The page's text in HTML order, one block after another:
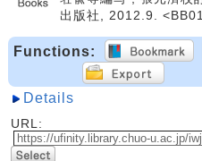
出版社, 2012.9.
Functions:
Details
URL: